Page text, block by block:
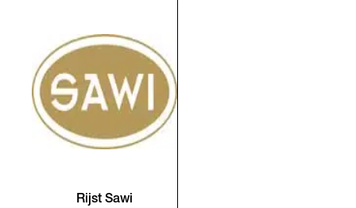
Rijst Sawi